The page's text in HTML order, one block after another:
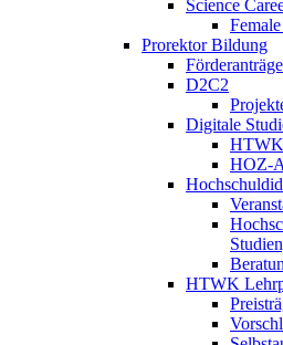
Science
Prorektor Bildung
D2C2
Digitale
HOZ-
HTWK